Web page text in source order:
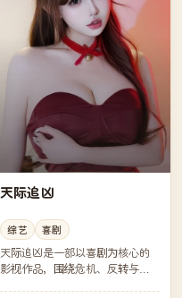
天际追凶
综艺 喜剧
天际追凶是一部以喜剧为核心的
影视作品，围绕危机、反转与人